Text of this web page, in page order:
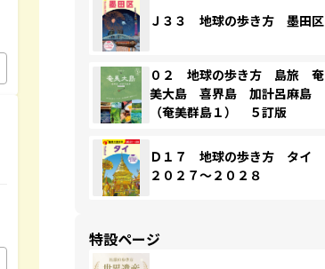
Ｊ３３ 地球の歩き方 墨田区
０２ 地球の歩き方 島旅 奄
美大島 喜界島 加計呂麻島
（奄美群島１） ５訂版
Ｄ１７ 地球の歩き方 タイ
２０２７～２０２８
特設ページ